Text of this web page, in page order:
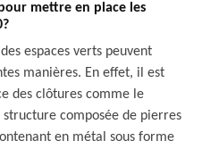
mettre en place les
espaces verts peuvent
manières. En effet, il est
des clôtures comme le
composée de pierres
en métal sous forme